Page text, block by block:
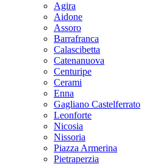
Agira
Aidone
Assoro
Barrafranca
Calascibetta
Catenanuova
Centuripe
Cerami
Enna
Gagliano Castelferrato
Leonforte
Nicosia
Nissoria
Piazza Armerina
Pietraperzia